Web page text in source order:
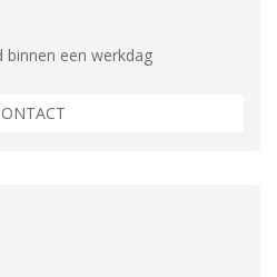
een werkdag